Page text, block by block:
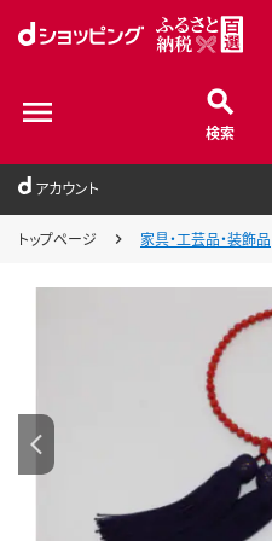
検索
アカウント
トップページ 家具・工芸品・装飾品